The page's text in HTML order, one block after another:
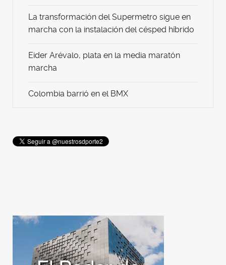
La transformación del Supermetro sigue en
marcha con la instalación del césped híbrido
Eider Arévalo, plata en la media maratón
marcha
Colombia barrió en el BMX